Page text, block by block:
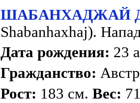
ШАБАНХАДЖАЙ
Shabanhaxhaj).
Дата рождения: 23
Гражданство:
Рост: 183 см.Вес: